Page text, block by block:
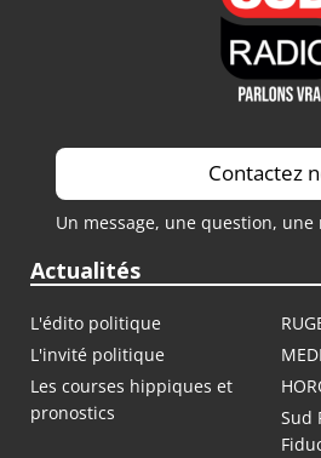
Contactez
Un message, une question,
Actualités
L'édito politique
L'invité politique
Les courses hippiques et
pronostics
Sud